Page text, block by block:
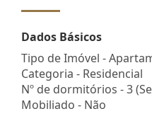
Dados Básicos
Tipo de Imóvel -
Categoria - Residencial
Nº de dormitórios - 3
Mobiliado - Não